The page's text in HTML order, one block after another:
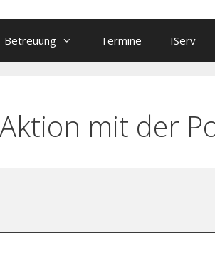
Betreuung Termine IServ
mit der